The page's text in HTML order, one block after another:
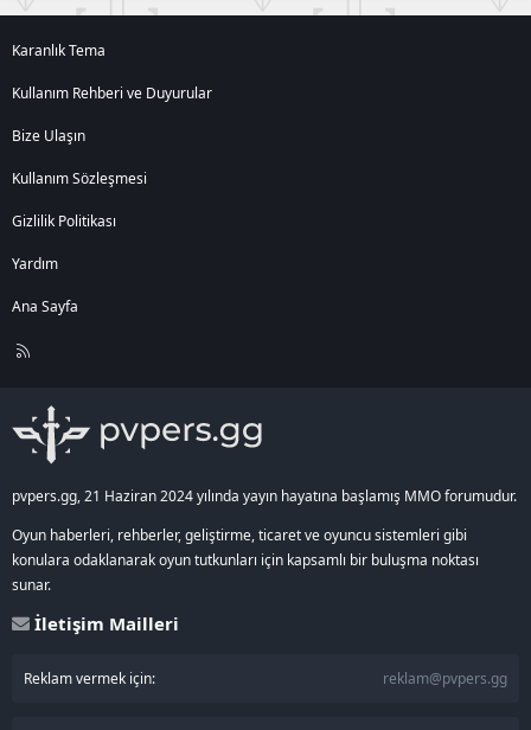
Karanlık Tema
Kullanım Rehberi ve Duyurular
Bize Ulaşın
Kullanım Sözleşmesi
Gizlilik Politikası
Yardım
Ana Sayfa
R
pvpers.gg, 21 Haziran 2024 yılında yayın hayatına başlamış MMO forumudur.
Oyun haberleri, rehberler, geliştirme, ticaret ve oyuncu sistemleri gibi
konulara odaklanarak oyun tutkunları için kapsamlı bir buluşma noktası
sunar.
İletişim Mailleri
Reklam vermek için: reklam@pvpers.gg